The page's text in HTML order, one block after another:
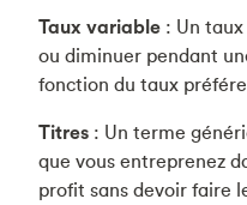
Taux variable : Un
ou diminuer pendant
fonction du taux
Titres : Un terme
que vous entreprenez
profit sans devoir faire